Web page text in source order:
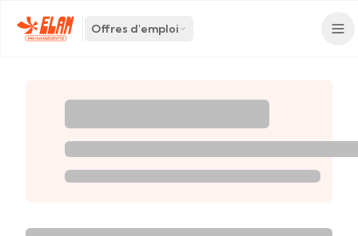
Offres d'emploi